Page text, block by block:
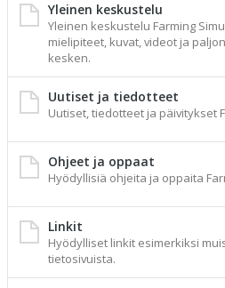
Yleinen keskustelu
Yleinen keskustelu Farming
mielipiteet, kuvat, videot ja
kesken.
Uutiset ja tiedotteet
Uutiset, tiedotteet ja päivitykset
Ohjeet ja oppaat
Hyödyllisiä ohjeita ja oppaita
Linkit
Hyödylliset linkit esimerkiksi
tietosivuista.